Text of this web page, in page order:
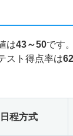
は43～50です。
スト得点率は
日程方式